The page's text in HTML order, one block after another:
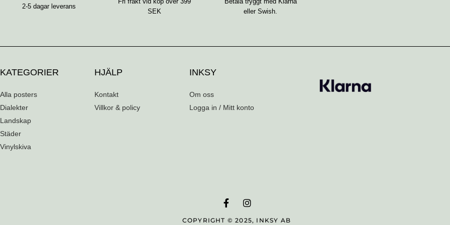
2-5 dagar leverans
SEK
eller Swish.
KATEGORIER
Alla posters
Dialekter
Landskap
Städer
Vinylskiva
HJÄLP
Kontakt
Villkor & policy
INKSY
Om oss
Logga in / Mitt konto
F
c
I
s
COPYRIGHT © 2025, INKSY AB